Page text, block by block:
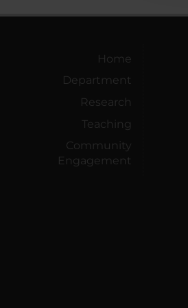
Home
Department
Research
Teaching
Community
Engagement